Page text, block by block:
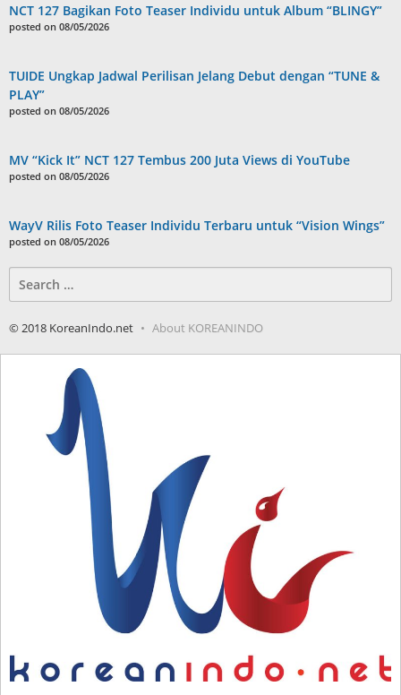
NCT 127 Bagikan Foto Teaser Individu untuk Album “BLINGY”
posted on 08/05/2026
TUIDE Ungkap Jadwal Perilisan Jelang Debut dengan “TUNE &
PLAY”
posted on 08/05/2026
MV “Kick It” NCT 127 Tembus 200 Juta Views di YouTube
posted on 08/05/2026
WayV Rilis Foto Teaser Individu Terbaru untuk “Vision Wings”
posted on 08/05/2026
for:
© 2018 KoreanIndo.net About KOREANINDO